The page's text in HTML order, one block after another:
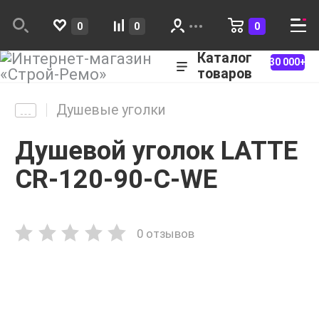
0 0 0
Каталог
товаров
30 000+
Душевые уголки
Душевой уголок LATTE
CR-120-90-C-WE
0 отзывов